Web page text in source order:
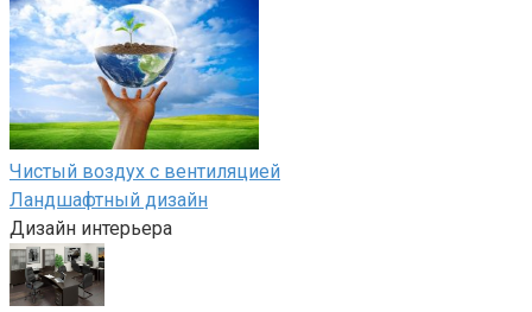
Чистый воздух с вентиляцией
Ландшафтный дизайн
Дизайн интерьера